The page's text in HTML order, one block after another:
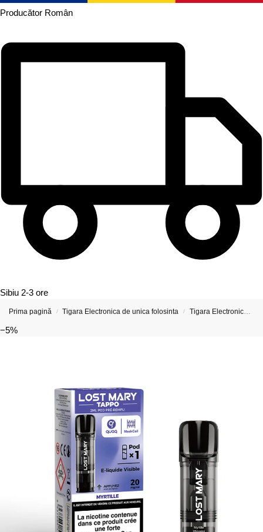
Producător Român
Sibiu 2-3 ore
Prima pagină / Tigara Electronica de unica folosinta / Tigara Electronica cu 600 de Pufuri (Include opțiuni cu nicotină și fără nicotină Reduceri)
−5%